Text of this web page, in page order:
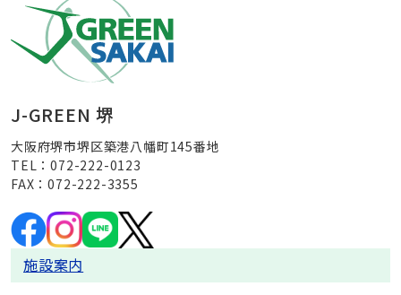
J-GREEN 堺
大阪府堺市堺区築港八幡町145番地
TEL：072-222-0123
FAX：072-222-3355
施設案内